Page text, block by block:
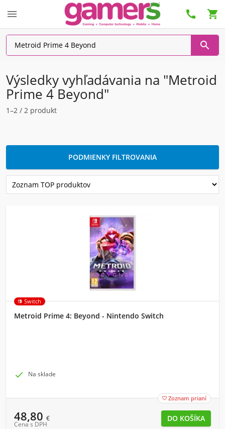
  

Výsledky vyhľadávania na "Metroid
Prime 4 Beyond"
1–2 / 2 produkt
PODMIENKY FILTROVANIA
Switch
Metroid Prime 4: Beyond - Nintendo Switch
 Na sklade
 Zoznam prianí
48,80 €
Cena s DPH